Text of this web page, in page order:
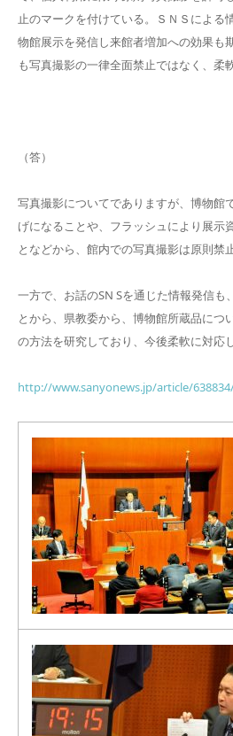
止のマークを付けている。ＳＮＳによる
物館展示を発信し来館者増加への効果も
も写真撮影の一律全面禁止ではなく、柔
（答）
写真撮影についてでありますが、博物館
げになることや、フラッシュにより展示
となどから、館内での写真撮影は原則禁
一方で、お話のSN Sを通じた情報発信も
とから、県教委から、博物館所蔵品につ
の方法を研究しており、今後柔軟に対応
http://www.sanyonews.jp/article/